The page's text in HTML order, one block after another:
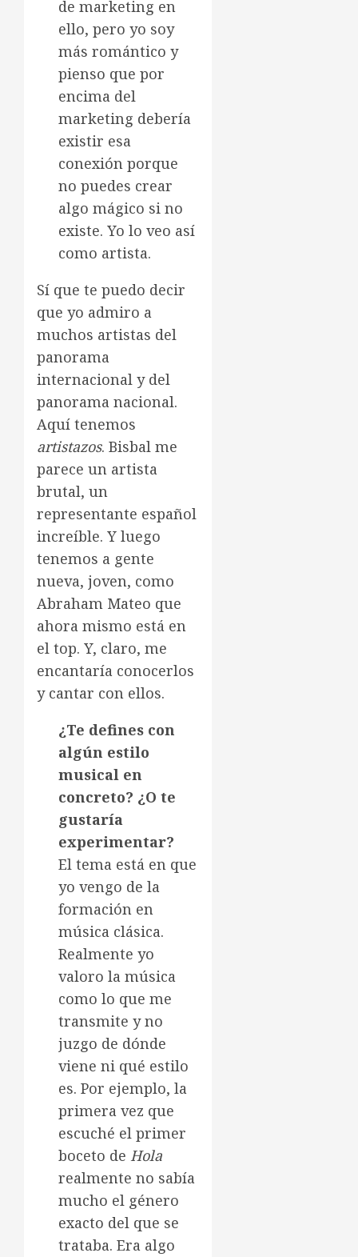
de marketing en
ello, pero yo soy
más romántico y
pienso que por
encima del
marketing debería
existir esa
conexión porque
no puedes crear
algo mágico si no
existe. Yo lo veo así
como artista.
Sí que te puedo decir
que yo admiro a
muchos artistas del
panorama
internacional y del
panorama nacional.
Aquí tenemos
artistazos. Bisbal me
parece un artista
brutal, un
representante español
increíble. Y luego
tenemos a gente
nueva, joven, como
Abraham Mateo que
ahora mismo está en
el top. Y, claro, me
encantaría conocerlos
y cantar con ellos.
¿Te defines con
algún estilo
musical en
concreto? ¿O te
gustaría
experimentar?
El tema está en que
yo vengo de la
formación en
música clásica.
Realmente yo
valoro la música
como lo que me
transmite y no
juzgo de dónde
viene ni qué estilo
es. Por ejemplo, la
primera vez que
escuché el primer
boceto de Hola
realmente no sabía
mucho el género
exacto del que se
trataba. Era algo